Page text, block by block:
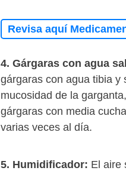
Revisa aquí
4. Gárgaras con agua
gárgaras con agua tibia y
mucosidad de la
gárgaras con media
varias veces al día.
5. Humidificador: El aire